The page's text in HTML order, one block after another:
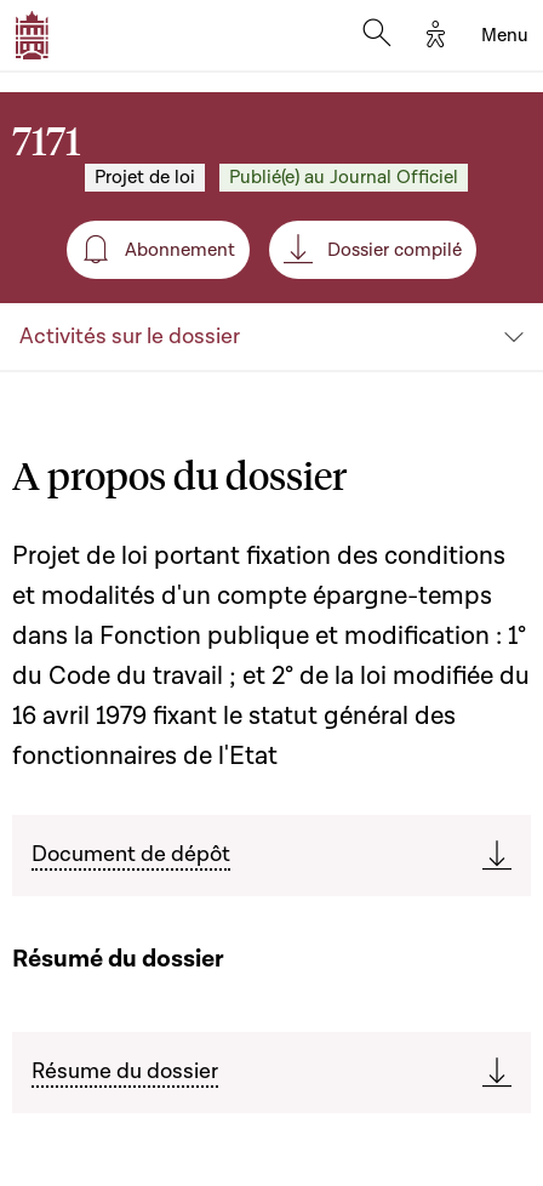
Options
Menu
7171
Projet de loi Publié(e) au Journal Officiel
Abonnement
Abonnement Dossier compilé
Activités sur le dossier
A propos du dossier
Projet de loi portant fixation des conditions
et modalités d'un compte épargne-temps
dans la Fonction publique et modification : 1°
du Code du travail ; et 2° de la loi modifiée du
16 avril 1979 fixant le statut général des
fonctionnaires de l'Etat
Document de dépôt
Résumé du dossier
Résume du dossier